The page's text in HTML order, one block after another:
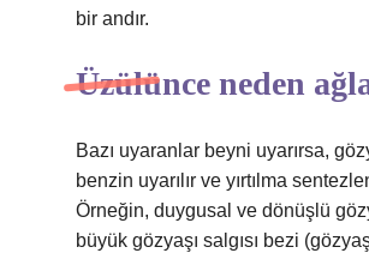
bir andır.
Üzülünce neden
Bazı uyaranlar beyni uyarırsa,
benzin uyarılır ve yırtılma
Örneğin, duygusal ve dönüşlü
büyük gözyaşı salgısı bezi